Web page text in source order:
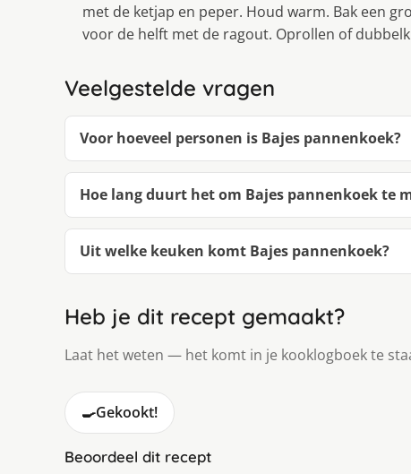
met de ketjap en peper. Houd warm. Bak een
voor de helft met de ragout. Oprollen of
Veelgestelde vragen
Voor hoeveel personen is Bajes pannenkoek?
Hoe lang duurt het om Bajes pannenkoek te
Uit welke keuken komt Bajes pannenkoek?
Heb je dit recept gemaakt?
Laat het weten — het komt in je kooklogboek te
🍳Gekookt!
Beoordeel dit recept